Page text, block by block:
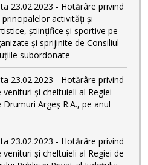
23.02.2023 - Hotărâre privind
activităţi şi
ştiinţifice şi sportive pe
şi sprijinite de Consiliul
subordonate
23.02.2023 - Hotărâre privind
și cheltuieli al Regiei
Argeș R.A., pe anul
23.02.2023 - Hotărâre privind
și cheltuieli al Regiei de